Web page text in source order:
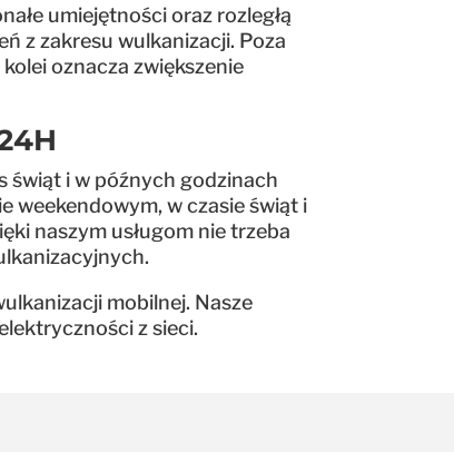
umiejętności oraz rozległą
z zakresu wulkanizacji. Poza
oznacza zwiększenie
świąt i w późnych godzinach
weekendowym, w czasie świąt i
naszym usługom nie trzeba
mobilnej. Nasze
z sieci.